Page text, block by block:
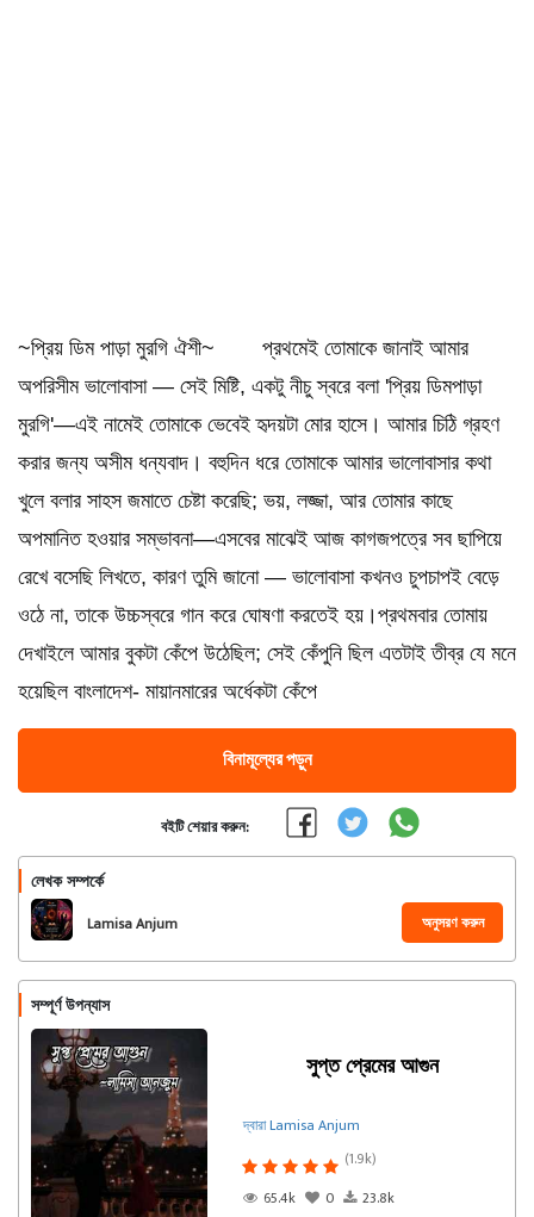
~প্রিয় ডিম পাড়া মুরগি ঐশী~ প্রথমেই তোমাকে জানাই আমার
অপরিসীম ভালোবাসা — সেই মিষ্টি, একটু নীচু স্বরে বলা 'প্রিয় ডিমপাড়া
মুরগি'—এই নামেই তোমাকে ভেবেই হৃদয়টা মোর হাসে। আমার চিঠি গ্রহণ
করার জন্য অসীম ধন্যবাদ। বহুদিন ধরে তোমাকে আমার ভালোবাসার কথা
খুলে বলার সাহস জমাতে চেষ্টা করেছি; ভয়, লজ্জা, আর তোমার কাছে
অপমানিত হওয়ার সম্ভাবনা—এসবের মাঝেই আজ কাগজপত্রে সব ছাপিয়ে
রেখে বসেছি লিখতে, কারণ তুমি জানো — ভালোবাসা কখনও চুপচাপই বেড়ে
ওঠে না, তাকে উচ্চস্বরে গান করে ঘোষণা করতেই হয়।প্রথমবার তোমায়
দেখাইলে আমার বুকটা কেঁপে উঠেছিল; সেই কেঁপুনি ছিল এতটাই তীব্র যে মনে
হয়েছিল বাংলাদেশ- মায়ানমারের অর্ধেকটা কেঁপে
বিনামূল্যের পড়ুন
বইটি শেয়ার করুন:
লেখক সম্পর্কে
Lamisa Anjum অনুসরণ করুন
সম্পূর্ণ উপন্যাস
সুপ্ত প্রেমের আগুন
দ্বারা Lamisa Anjum
(1.9k)
65.4k
0 23.8k